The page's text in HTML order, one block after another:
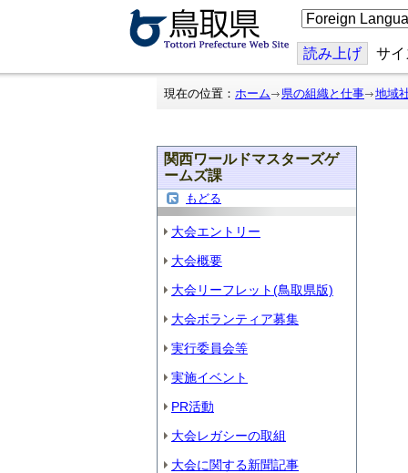
こ
の
ジ
を
翻
読み上げ サ
現在の位置： ホーム 県の組織と仕事 地域
関西ワールドマスターズゲ
ームズ課
もどる
大会エントリー
大会概要
大会リーフレット(鳥取県版)
大会ボランティア募集
実行委員会等
実施イベント
PR活動
大会レガシーの取組
大会に関する新聞記事